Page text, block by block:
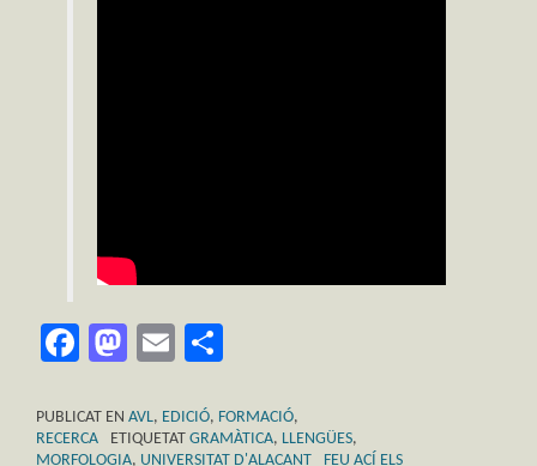
Facebook
Mastodon
Email
PUBLICAT EN AVL, EDICIÓ, FORMACIÓ,
RECERCA
ETIQUETAT GRAMÀTICA, LLENGÜES,
MORFOLOGIA, UNIVERSITAT D'ALACANT FEU ACÍ ELS